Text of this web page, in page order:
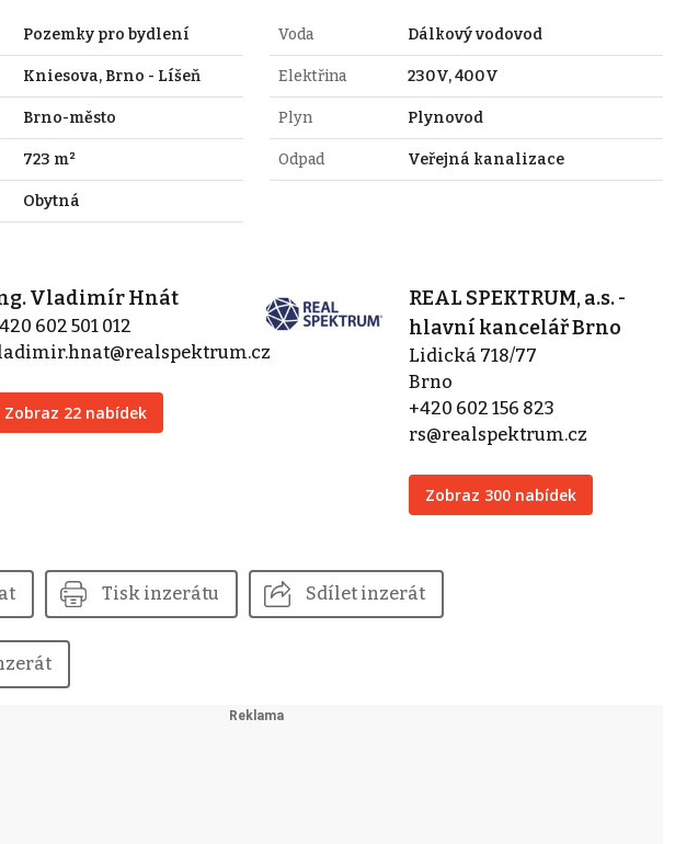
Pozemky pro bydlení
Kniesova, Brno - Líšeň
Brno-město
723 m²
Obytná
Voda Dálkový vodovod
Elektřina 230V, 400V
Plyn Plynovod
Odpad Veřejná kanalizace
Vladimír Hnát
602 501 012
Zobraz 22 nabídek
REAL SPEKTRUM, a.s. -
hlavní kancelář Brno
Lidická 718/77
Brno
+420 602 156 823
rs@realspektrum.cz
Zobraz 300 nabídek
Tisk inzerátu Sdílet inzerát